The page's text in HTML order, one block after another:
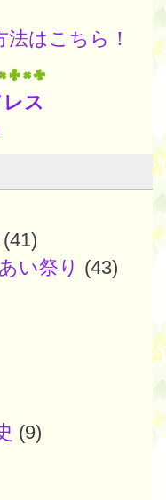
はこちら！
ス
(41)
い祭り (43)
(9)